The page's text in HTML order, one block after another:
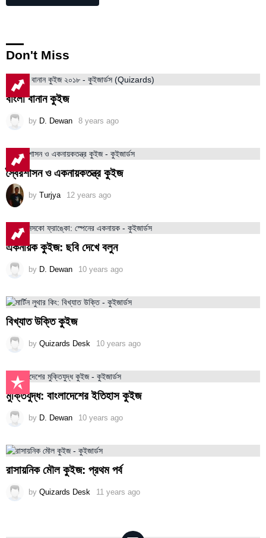
Don't Miss
বাংলা বানান কুইজ
by D. Dewan 8 years ago
স্বৈরশাসন ও একনায়কতন্ত্র কুইজ
by Turjya 12 years ago
একনায়ক কুইজ: ছবি দেখে বলুন
by D. Dewan 10 years ago
বিখ্যাত উক্তি কুইজ
by Quizards Desk 10 years ago
মুক্তিযুদ্ধ: বাংলাদেশের ইতিহাস কুইজ
by D. Dewan 10 years ago
রাসায়নিক মৌল কুইজ: প্রথম পর্ব
by Quizards Desk 11 years ago